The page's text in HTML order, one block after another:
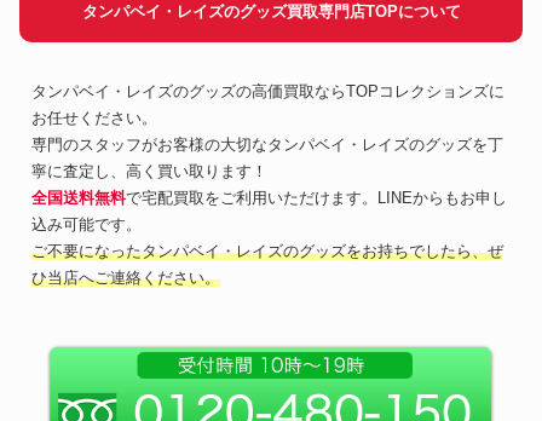
タンパベイ・レイズのグッズ買取専門店TOPについて
タンパベイ・レイズのグッズの高価買取ならTOPコレクションズに
お任せください。
専門のスタッフがお客様の大切なタンパベイ・レイズのグッズを丁
寧に査定し、高く買い取ります！
全国送料無料で宅配買取をご利用いただけます。LINEからもお申し
込み可能です。
ご不要になったタンパベイ・レイズのグッズをお持ちでしたら、ぜ
ひ当店へご連絡ください。